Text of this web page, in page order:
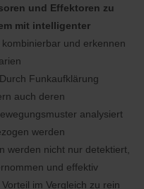
und Effektoren zu
mit intelligenter
und erkennen
Funkaufklärung
auch deren
analysiert
werden
werden nicht nur detektiert,
und effektiv
im Vergleich zu rein